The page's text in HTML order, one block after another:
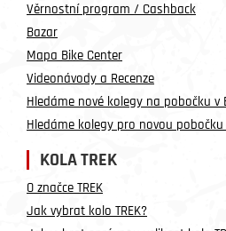
Věrnostní program / Cashback
Bazar
Mapa Bike Center
Videonávody a Recenze
Hledáme nové kolegy na pobočku v
Hledáme kolegy pro novou pobočku
KOLA TREK
O značce TREK
Jak vybrat kolo TREK?